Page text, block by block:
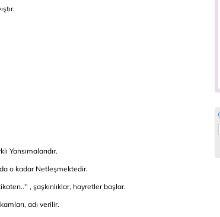
Yansımalarıdır.
o kadar Netleşmektedir.
, şaşkınlıklar, hayretler başlar.
adı verilir.